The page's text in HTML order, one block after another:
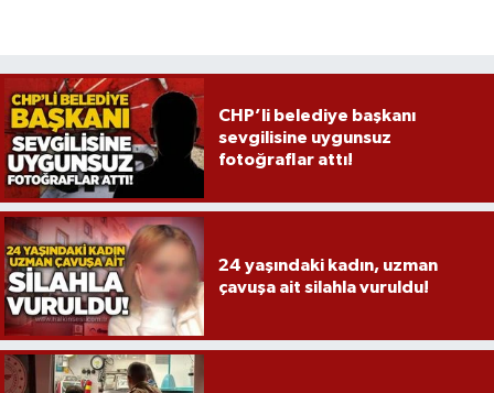
CHP’li belediye başkanı
sevgilisine uygunsuz
fotoğraflar attı!
24 yaşındaki kadın, uzman
çavuşa ait silahla vuruldu!
Sağlık
SİYASET
Spor
Ulusal
Yaşam